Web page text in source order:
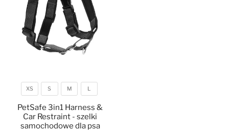
Rozmiar
XS S M L
PetSafe 3in1 Harness &
Car Restraint - szelki
samochodowe dla psa